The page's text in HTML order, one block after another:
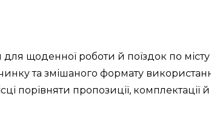
щоденної роботи й поїздок по
та змішаного формату
порівняти пропозиції, комплектації